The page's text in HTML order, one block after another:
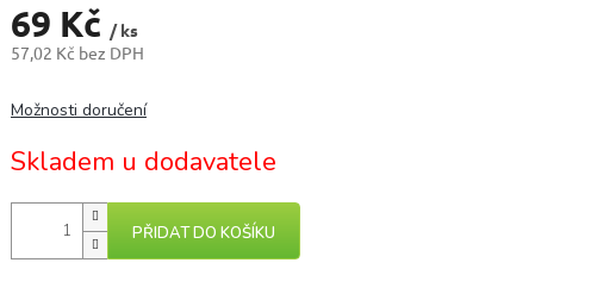
69 Kč / ks
57,02 Kč bez DPH
cena:
Skladem u dodavatele
Možnosti doručení
PŘIDAT DO KOŠÍKU